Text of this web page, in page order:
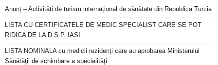
Anunț – Activități de turism internațional de sănătate din Republica Turcia
LISTA CU CERTIFICATELE DE MEDIC SPECIALIST CARE SE POT
RIDICA DE LA D.S.P. IASI
LISTA NOMINALA cu medicii rezidenţi care au aprobarea Ministerului
Sănătăţii de schimbare a specialităţi